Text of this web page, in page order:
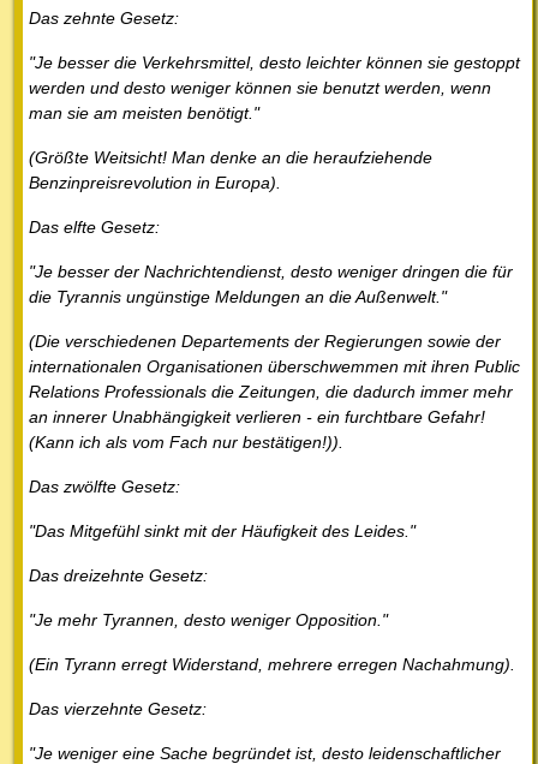
Das zehnte Gesetz:
"Je besser die Verkehrsmittel, desto leichter können sie gestoppt
werden und desto weniger können sie benutzt werden, wenn
man sie am meisten benötigt."
(Größte Weitsicht! Man denke an die heraufziehende
Benzinpreisrevolution in Europa).
Das elfte Gesetz:
"Je besser der Nachrichtendienst, desto weniger dringen die für
die Tyrannis ungünstige Meldungen an die Außenwelt."
(Die verschiedenen Departements der Regierungen sowie der
internationalen Organisationen überschwemmen mit ihren Public
Relations Professionals die Zeitungen, die dadurch immer mehr
an innerer Unabhängigkeit verlieren - ein furchtbare Gefahr!
(Kann ich als vom Fach nur bestätigen!)).
Das zwölfte Gesetz:
"Das Mitgefühl sinkt mit der Häufigkeit des Leides."
Das dreizehnte Gesetz:
"Je mehr Tyrannen, desto weniger Opposition."
(Ein Tyrann erregt Widerstand, mehrere erregen Nachahmung).
Das vierzehnte Gesetz:
"Je weniger eine Sache begründet ist, desto leidenschaftlicher